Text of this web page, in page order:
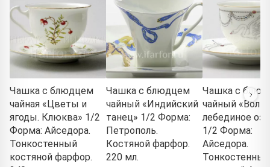
Чашка с блюдцем
чайная «Цветы и
ягоды. Клюква» 1/2
Форма: Айседора.
Тонкостенный
костяной фарфор.
Чашка с блюдцем
чайный «Индийский
танец» 1/2 Форма:
Петрополь.
Костяной фарфор.
220 мл.
Чашка с
чайный
лебединое
1/2 Форма:
Айседора.
Тонкостенный